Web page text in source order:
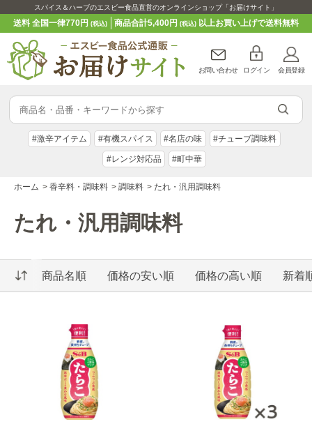
スパイス＆ハーブのエスビー食品直営のオンラインショップ「お届けサイト」
送料 全国一律770円(税込) 商品合計5,400円 (税込)以上お買い上げで送料無料
お問い合わせ ログイン 会員登録
#激辛アイテム #有機スパイス #名店の味 #チューブ調味料
#レンジ対応品 #町中華
ホーム > 香辛料・調味料 > 調味料 > たれ・汎用調味料
たれ・汎用調味料
商品名順 価格の安い順 価格の高い順 新着